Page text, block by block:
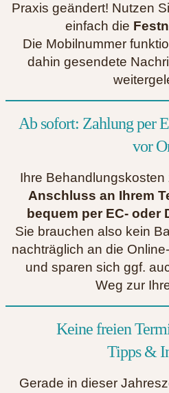
Praxis geändert! Nutzen
einfach die
Die Mobilnummer
dahin gesendete
Ab sofort: Zahlung per
vor
Ihre Behandlungskosten
Anschluss an Ihrem
bequem per EC- oder
Sie brauchen also kein
nachträglich an die
und sparen sich ggf.
Weg zur
Keine freien
Tipps &
Gerade in dieser